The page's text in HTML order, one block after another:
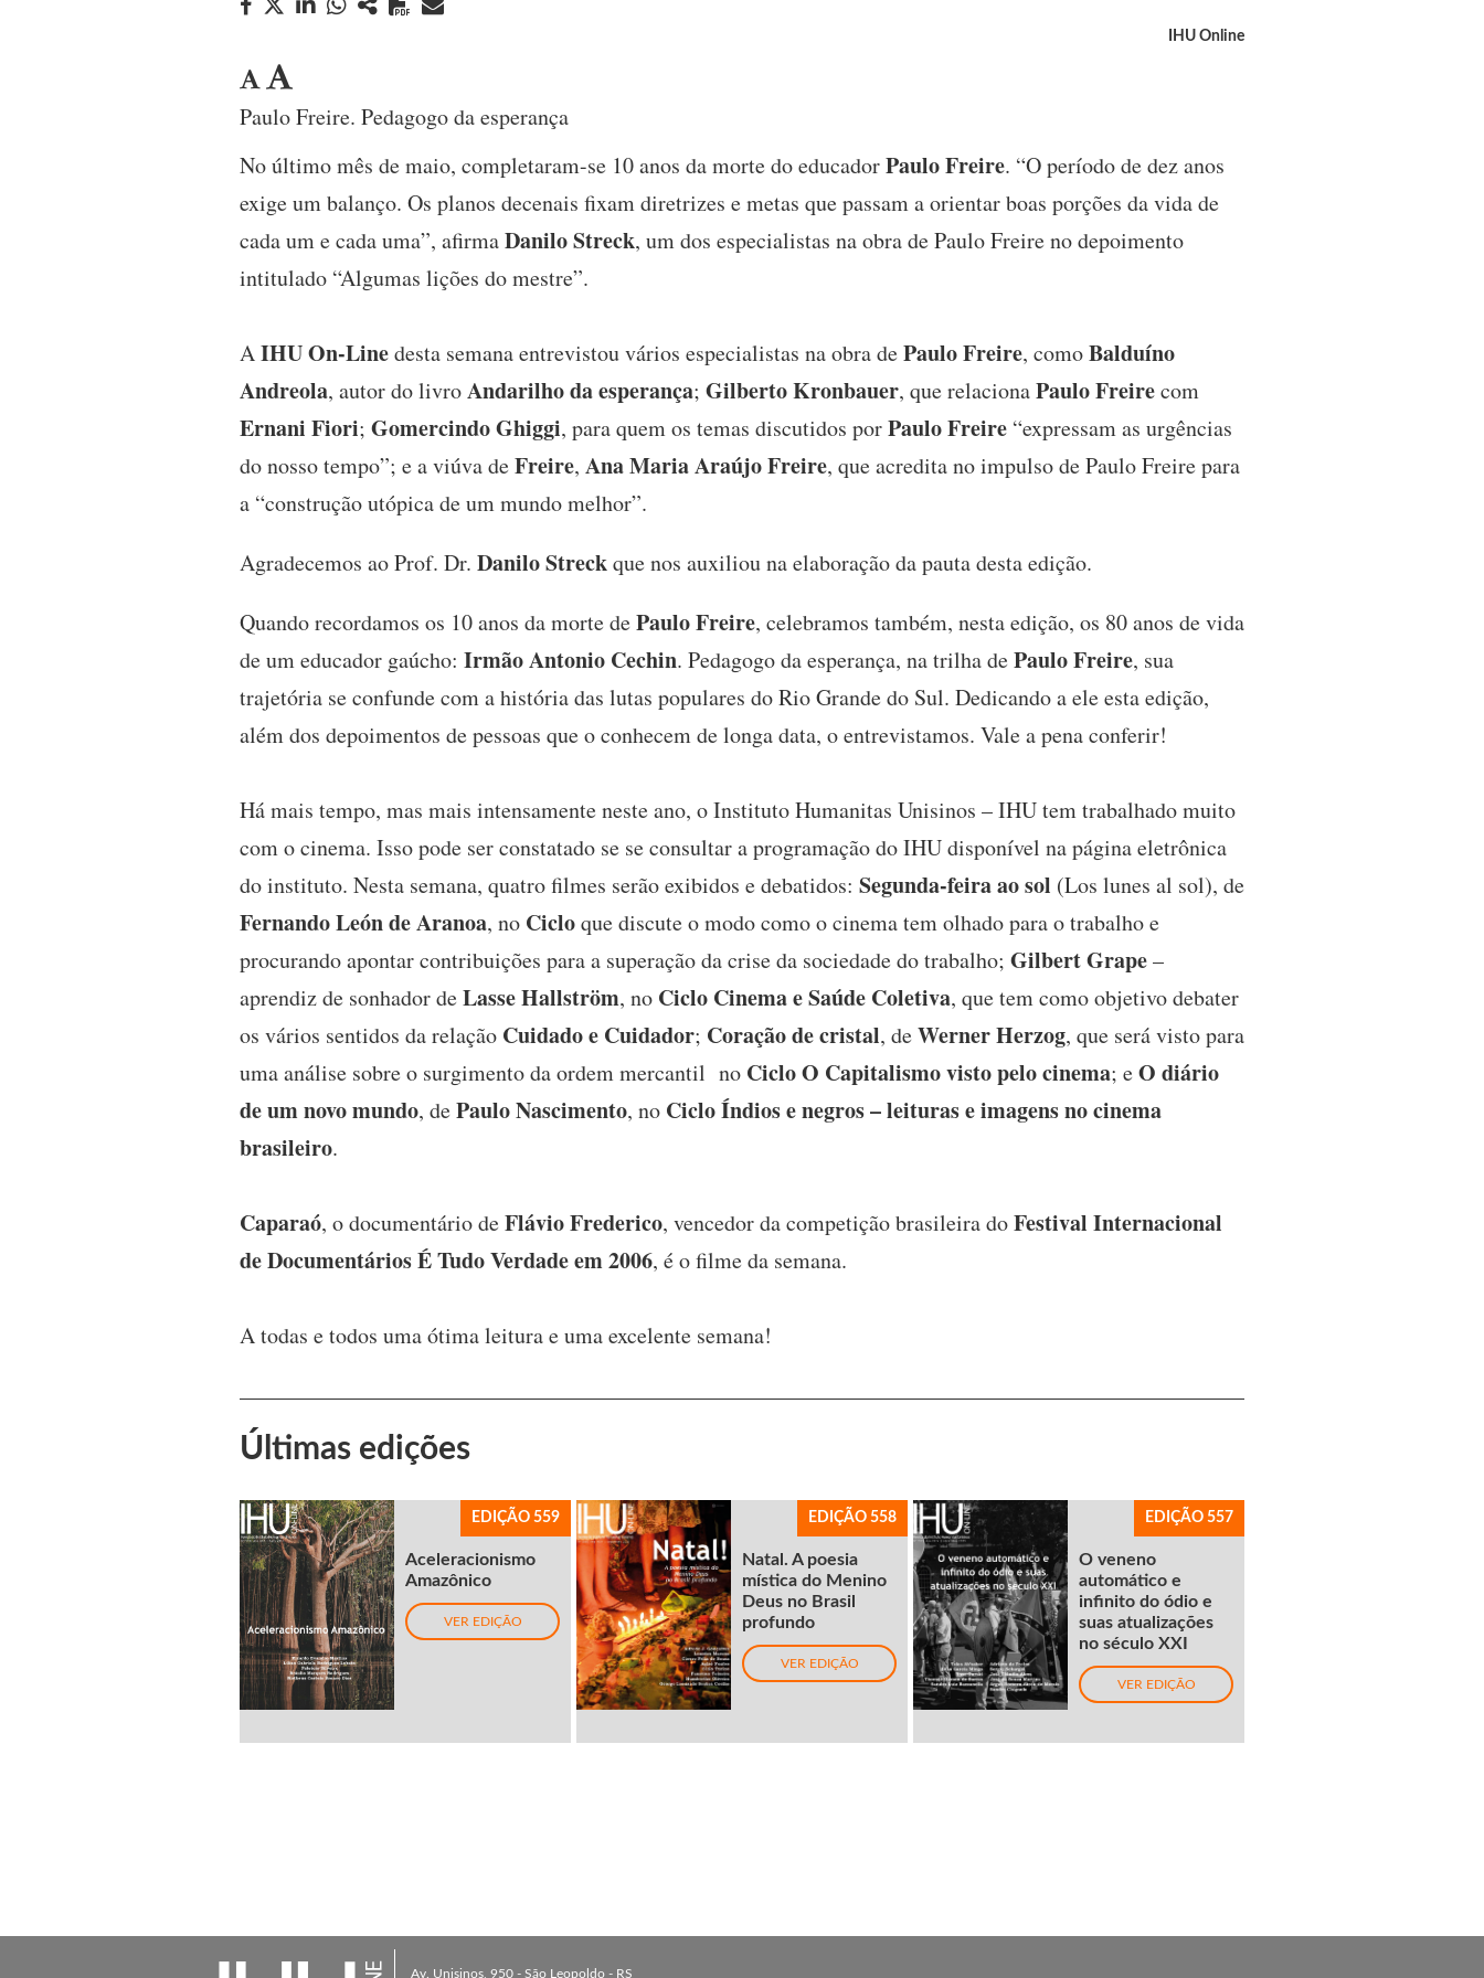
IHU Online
Paulo Freire. Pedagogo da esperança
No último mês de maio, completaram-se 10 anos da morte do educadorPaulo Freire. “O período de dez anos
exige um balanço. Os planos decenais fixam diretrizes e metas que passam a orientar boas porções da vida de
cada um e cada uma”, afirmaDanilo Streck, um dos especialistas na obra de Paulo Freire no depoimento
intitulado “Algumas lições do mestre”.
AIHU On-Linedesta semana entrevistou vários especialistas na obra dePaulo Freire, comoBalduíno
Andreola, autor do livroAndarilho da esperança; Gilberto Kronbauer, que relacionaPaulo Freirecom
Ernani Fiori; Gomercindo Ghiggi, para quem os temas discutidos porPaulo Freire “expressam as urgências
do nosso tempo”; e a viúva deFreire, Ana Maria Araújo Freire, que acredita no impulso de Paulo Freire para
a “construção utópica de um mundo melhor”.
Agradecemos ao Prof. Dr. Danilo Streckque nos auxiliou na elaboração da pauta desta edição.
Quando recordamos os 10 anos da morte dePaulo Freire, celebramos também, nesta edição, os 80 anos de vida
de um educador gaúcho: Irmão Antonio Cechin. Pedagogo da esperança, na trilha dePaulo Freire, sua
trajetória se confunde com a história das lutas populares do Rio Grande do Sul. Dedicando a ele esta edição,
além dos depoimentos de pessoas que o conhecem de longa data, o entrevistamos. Vale a pena conferir!
Há mais tempo, mas mais intensamente neste ano, o Instituto Humanitas Unisinos – IHU tem trabalhado muito
com o cinema. Isso pode ser constatado se se consultar a programação do IHU disponível na página eletrônica
do instituto. Nesta semana, quatro filmes serão exibidos e debatidos: Segunda-feira ao sol (Los lunes al sol), de
Fernando León de Aranoa, no Cicloque discute o modo como o cinema tem olhado para o trabalho e
procurando apontar contribuições para a superação da crise da sociedade do trabalho; Gilbert Grape–
aprendiz de sonhador deLasse Hallström, no Ciclo Cinema e Saúde Coletiva, que tem como objetivo debater
os vários sentidos da relação Cuidado e Cuidador; Coração de cristal, deWerner Herzog, que será visto para
uma análise sobre o surgimento da ordem mercantil no Ciclo O Capitalismo visto pelo cinema; eO diário
de um novo mundo, dePaulo Nascimento, no Ciclo Índios e negros – leituras e imagens no cinema
brasileiro.
Caparaó, o documentário deFlávio Frederico, vencedor da competição brasileira doFestival Internacional
de Documentários É Tudo Verdade em 2006, é o filme da semana.
A todas e todos uma ótima leitura e uma excelente semana!
Últimas edições
EDIÇÃO 559
Aceleracionismo
Amazônico
VER EDIÇÃO
EDIÇÃO 558
Natal. A poesia
mística do Menino
Deus no Brasil
profundo
VER EDIÇÃO
EDIÇÃO 557
O veneno
automático e
infinito do ódio e
suas atualizações
no século XXI
VER EDIÇÃO
Av. Unisinos, 950 - São Leopoldo - RS